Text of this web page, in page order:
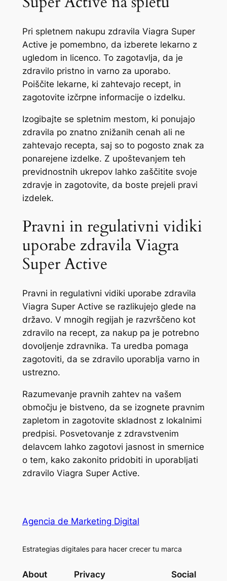
Pri spletnem nakupu zdravila Viagra Super
Active je pomembno, da izberete lekarno z
ugledom in licenco. To zagotavlja, da je
zdravilo pristno in varno za uporabo.
Poiščite lekarne, ki zahtevajo recept, in
zagotovite izčrpne informacije o izdelku.
Izogibajte se spletnim mestom, ki ponujajo
zdravila po znatno znižanih cenah ali ne
zahtevajo recepta, saj so to pogosto znak za
ponarejene izdelke. Z upoštevanjem teh
previdnostnih ukrepov lahko zaščitite svoje
zdravje in zagotovite, da boste prejeli pravi
izdelek.
Pravni in regulativni vidiki
uporabe zdravila Viagra
Super Active
Pravni in regulativni vidiki uporabe zdravila
Viagra Super Active se razlikujejo glede na
državo. V mnogih regijah je razvrščeno kot
zdravilo na recept, za nakup pa je potrebno
dovoljenje zdravnika. Ta uredba pomaga
zagotoviti, da se zdravilo uporablja varno in
ustrezno.
Razumevanje pravnih zahtev na vašem
območju je bistveno, da se izognete pravnim
zapletom in zagotovite skladnost z lokalnimi
predpisi. Posvetovanje z zdravstvenim
delavcem lahko zagotovi jasnost in smernice
o tem, kako zakonito pridobiti in uporabljati
zdravilo Viagra Super Active.
Agencia de Marketing Digital
Estrategias digitales para hacer crecer tu marca
About Privacy Social